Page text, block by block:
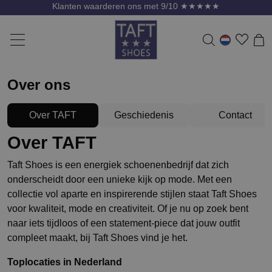
Klanten waarderen ons met 9/10 ★★★★★
Over ons
Over TAFT Geschiedenis Contact
Over TAFT
Taft Shoes is een energiek schoenenbedrijf dat zich
onderscheidt door een unieke kijk op mode. Met een
collectie vol aparte en inspirerende stijlen staat Taft Shoes
voor kwaliteit, mode en creativiteit. Of je nu op zoek bent
naar iets tijdloos of een statement-piece dat jouw outfit
compleet maakt, bij Taft Shoes vind je het.
Toplocaties in Nederland